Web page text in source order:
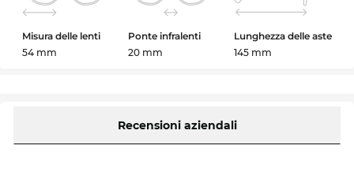
Misura delle lenti
54 mm
Ponte infralenti
20 mm
Lunghezza delle aste
145 mm
Recensioni aziendali